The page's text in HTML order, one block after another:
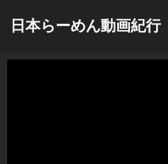
日本らーめん動画紀行